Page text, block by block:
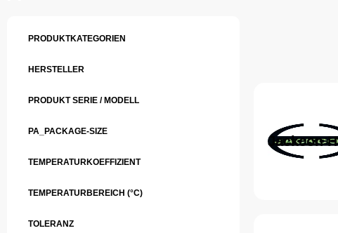
PRODUKTKATEGORIEN
HERSTELLER
PRODUKT SERIE / MODELL
PA_PACKAGE-SIZE
TEMPERATURKOEFFIZIENT
TEMPERATURBEREICH (°C)
TOLERANZ
Jackcon